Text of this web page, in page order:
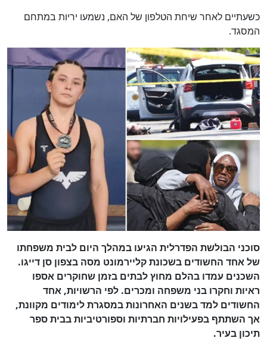
כשעתיים לאחר שיחת הטלפון של האם, נשמעו יריות במתחם
המסגד.
סוכני הבולשת הפדרלית הגיעו במהלך היום לבית משפחתו
של אחד החשודים בשכונת קליירמונט מסה בצפון סן דייגו.
השכנים עמדו בהלם מחוץ לבתים בזמן שחוקרים אספו
ראיות וחקרו בני משפחה ומכרים. לפי הרשויות, אחד
החשודים למד בשנים האחרונות במסגרת לימודים מקוונת,
אך השתתף בפעילויות חברתיות וספורטיביות בבית ספר
תיכון בעיר.